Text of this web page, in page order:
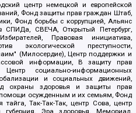
центр немецкой и европейской
Фонд защиты прав граждан Штаб,
Фонд борьбы с коррупцией, Альянс
СВЕЧА, Открытый Петербург,
Правовая инициатива,
экологической преступности,
(Милосердие), Центр поддержки и
информации, В защиту прав
социально-информационных
и социальных движений,
охраны здоровья и защиты прав
осужденным и их семьям, Фонд
Так-Так-Так, центр Сова, центр